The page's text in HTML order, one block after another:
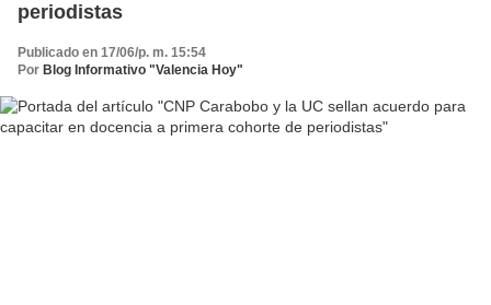
periodistas
Publicado en 17/06/p. m. 15:54
Por Blog Informativo "Valencia Hoy"